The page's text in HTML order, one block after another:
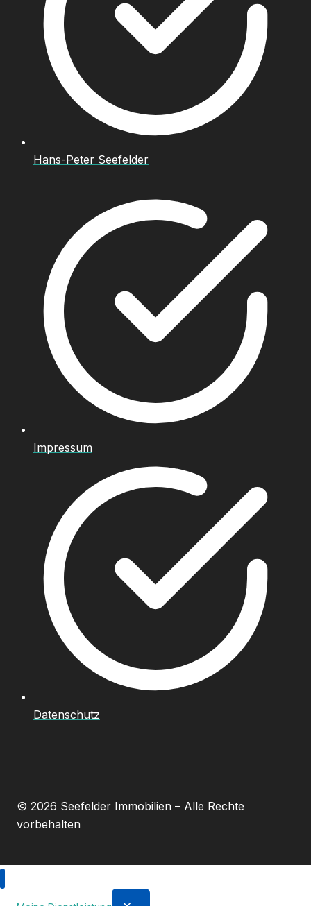
Hans-Peter Seefelder
Impressum
Datenschutz
© 2026 Seefelder Immobilien – Alle Rechte
vorbehalten